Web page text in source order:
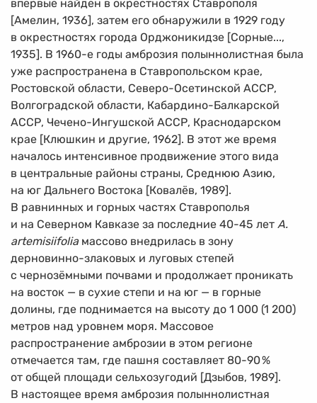
впервые найден в окрестностях Ставрополя
[Амелин, 1936], затем его обнаружили в 1929 году
в окрестностях города Орджоникидзе [Сорные...,
1935]. В 1960-е годы амброзия полыннолистная была
уже распространена в Ставропольском крае,
Ростовской области, Северо-Осетинской АССР,
Волгоградской области, Кабардино-Балкарской
АССР, Чечено-Ингушской АССР, Краснодарском
крае [Клюшкин и другие, 1962]. В этот же время
началось интенсивное продвижение этого вида
в центральные районы страны, Среднюю Азию,
на юг Дальнего Востока [Ковалёв, 1989].
В равнинных и горных частях Ставрополья
и на Северном Кавказе за последние 40-45 лет A.
artemisiifoliaмассово внедрилась в зону
дерновинно-злаковых и луговых степей
с чернозёмными почвами и продолжает проникать
на восток — в сухие степи и на юг — в горные
долины, где поднимается на высоту до 1 000 (1 200)
метров над уровнем моря. Массовое
распространение амброзии в этом регионе
отмечается там, где пашня составляет 80-90%
от общей площади сельхозугодий [Дзыбов, 1989].
В настоящее время амброзия полыннолистная